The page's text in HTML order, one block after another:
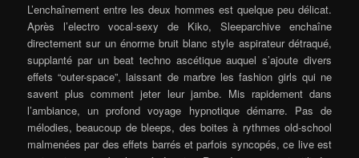
L’enchaînement entre les deux hommes est quelque peu délicat.
Après l’electro vocal-sexy de Kiko, Sleeparchive enchaîne
directement sur un énorme bruit blanc style aspirateur détraqué,
supplanté par un beat techno ascétique auquel s’ajoute divers
effets “outer-space”, laissant de marbre les fashion girls qui ne
savent plus comment jeter leur jambe. Mis rapidement dans
l’ambiance, un profond voyage hypnotique démarre. Pas de
mélodies, beaucoup de bleeps, des boites à rythmes old-school
malmenées par des effets barrés et parfois syncopés, ce live est